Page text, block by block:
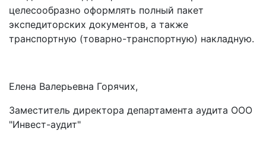
целесообразно оформлять полный пакет
экспедиторских документов, а также
транспортную (товарно-транспортную) накладную.
Елена Валерьевна Горячих,
Заместитель директора департамента аудита ООО
"Инвест-аудит"